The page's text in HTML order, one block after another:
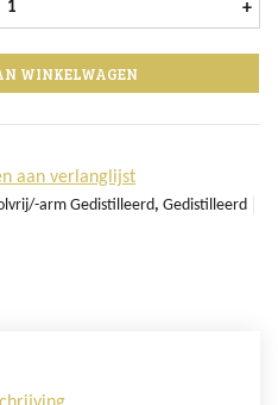
+
WINKELWAGEN
aan verlanglijst
arm Gedistilleerd, Gedistilleerd